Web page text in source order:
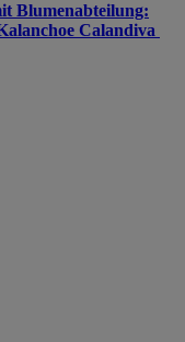
Blumenabteilung:
Calandiva